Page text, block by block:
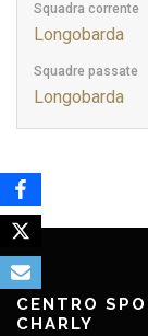
Squadra corrente
Longobarda
Squadre passate
Longobarda
CENTRO
CHARLY